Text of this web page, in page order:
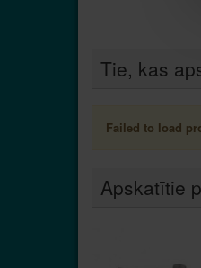
Tie, kas
Failed to load
Apskatītie